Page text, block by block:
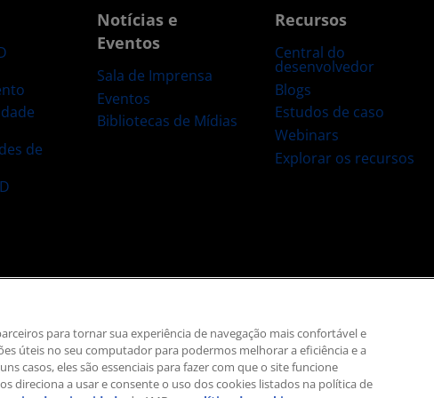
de
Notícias e
Eventos
Sala de Imprensa
Eventos
Bibliotecas de Mídias
Recursos
Central do
desenvolvedor
Blogs
Estudos de caso
Webinars
Explorar os recursos
© 2026 Advanced Micro Devices, Inc.
​para tornar sua experiência de navegação mais confortável e
úteis no seu computador para podermos melhorar a eficiência e a
casos, eles são essenciais para fazer com que o site funcione
direciona a usar e consente o uso dos cookies listados na política de